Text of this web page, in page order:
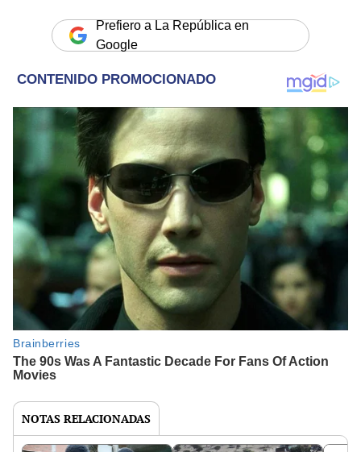
Prefiero a La República en
Google
NOTAS RELACIONADAS